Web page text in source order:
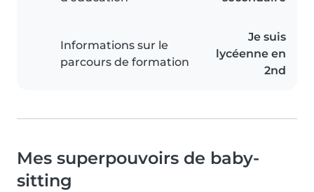
Informations sur le
parcours de formation
Je suis
lycéenne en
2nd
Mes superpouvoirs de baby-
sitting